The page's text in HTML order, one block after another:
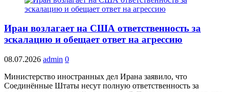
Иран возлагает на США ответственность за
эскалацию и обещает ответ на агрессию
08.07.2026 admin 0
Министерство иностранных дел Ирана заявило, что
Соединённые Штаты несут полную ответственность за